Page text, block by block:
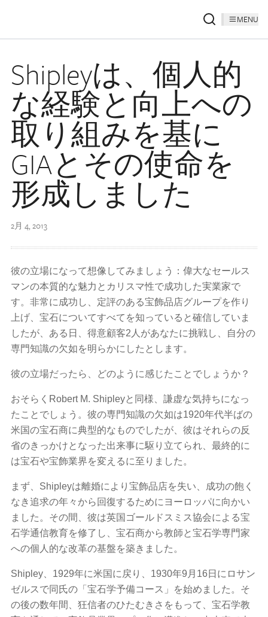
MENU
Shipleyは、個人的
な経験と向上への
取り組みを基に
GIAとその使命を
形成しました
2月 4, 2013
彼の立場になって想像してみましょう：偉大なセールス
マンの本質的な魅力とカリスマ性で成功した実業家で
す。非常に成功し、定評のある宝飾品店グループを作り
上げ、宝石についてすべてを知っていると確​​信していま
したが、ある日、得意顧客2人があなたに挑戦し、自分の
専門知識の欠如を明らかにしたとします。
彼の立場だったら、どのように感じたことでしょうか？
おそらくRobert M. Shipleyと同様、謙虚な気持ちになっ
たことでしょう。彼の専門知識の欠如は1920年代半ばの
米国の宝石商に典型的なものでしたが、彼はそれらの反
省のきっかけとなった出来事に駆り立てられ、最終的に
は宝石や宝飾業界を変えるに至りました。
まず、Shipleyは離婚により宝飾品店を失い、成功の飽く
なき追求の年々から回復するためにヨーロッパに向かい
ました。その間、彼は英国ゴールドスミス協会による宝
石学通信教育を修了し、宝石商から教師と宝石学専門家
への個人的な改革の基盤を築きました。
Shipley、1929年に米国に戻り、1930年9月16日にロサン
ゼルスで同氏の「宝石学予備コース」を始めました。そ
の後の数年間、狂信者のひたむきさをもって、宝石学教